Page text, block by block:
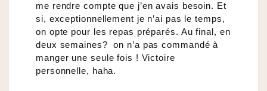
me rendre compte que j’en avais besoin. Et
si, exceptionnellement je n’ai pas le temps,
on opte pour les repas préparés. Au final, en
deux semaines? on n’a pas commandé à
manger une seule fois ! Victoire
personnelle, haha.